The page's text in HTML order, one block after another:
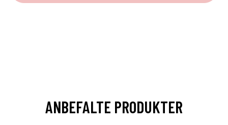
ANBEFALTE PRODUKTER